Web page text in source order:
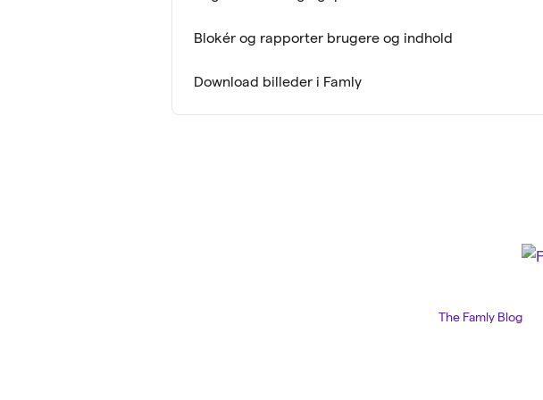
Blokér og rapporter brugere og indhold
Download billeder i Famly
The Famly Blog